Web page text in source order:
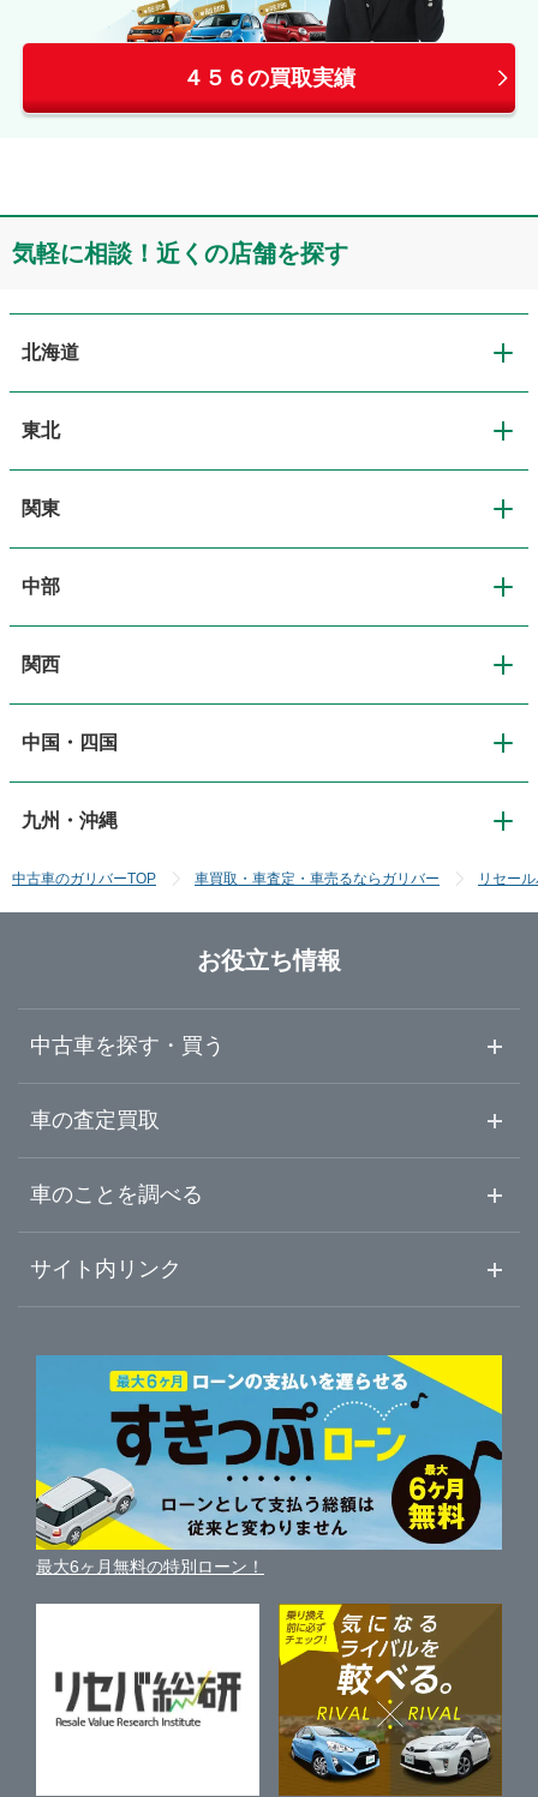
４５６の買取実績
気軽に相談！近くの店舗を探す
北海道
北海道
道央・札幌
道北・旭川
東北
東北
青森
岩手
福島
関東
関東
東京
神奈川
栃木
中部
中部
新潟
長野
富山
福井
山梨
三重
関西
関西
大阪
京都
和歌山
中国・四国
中国・四国
広島
山口
愛媛
高知
九州・沖縄
熊本
鹿児島
沖縄
中古車のガリバーTOP 車買取・車査定・車売るならガリバー リセー
お役立ち情報
中古車を探す・買う
中古車情報・中古車検索
初めての中古車購入ガイド
中古車人気ランキング
自動車ローンを調べる
ガリバーの自動車ローン
車買い替えの基礎知識
近くのお店で車を探す
車の査定買取
車査定・車買取ならガリバー
ガリバーの査定が選ばれる理由
車を売る時よくある質問
便利な査定サービス
中古車買取相場（毎月更新）
車の個人売買ガイド
車のことを調べる
車初心者まとめ
新車・中古車カタログ
車の燃費を調べる
車種別クチコミ
車比較サイト
サイト内リンク
サイトマップ
サイトの使用条件
利用規約
保険代理店業務に関する基本方針
古物営業法に基づく表示
最大6ヶ月無料の特別ローン！